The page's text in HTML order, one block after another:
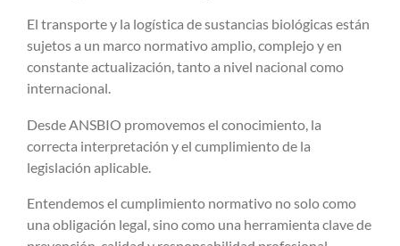
El transporte y la logística de sustancias biológicas están
sujetos a un marco normativo amplio, complejo y en
constante actualización, tanto a nivel nacional como
internacional.
Desde ANSBIO promovemos el conocimiento, la
correcta interpretación y el cumplimiento de la
legislación aplicable.
Entendemos el cumplimiento normativo no solo como
una obligación legal, sino como una herramienta clave de